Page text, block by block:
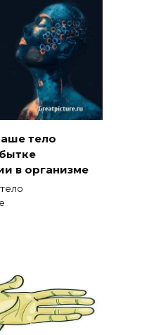
тело
в организме